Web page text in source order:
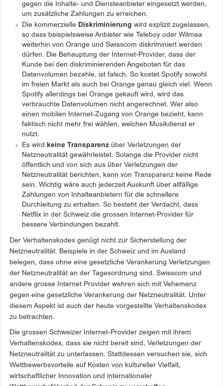
gegen die Inhalte- und Diensteanbieter eingesetzt werden,
um zusätzliche Zahlungen zu erreichen.
Die kommerzielle Diskriminierung wird explizit zugelassen,
so dass beispielsweise Anbieter wie Teleboy oder Wilmaa
weiterhin von Orange und Swisscom diskriminiert werden
dürfen. Die Behauptung der Internet-Provider, dass der
Kunde bei den diskriminierenden Angeboten für das
Datenvolumen bezahle, ist falsch. So kostet Spotify sowohl
im freien Markt als auch bei Orange genau gleich viel. Wenn
Spotify allerdings bei Orange gekauft wird, wird das
verbrauchte Datenvolumen nicht angerechnet. Wer also
einen mobilen Internet-Zugang von Orange bezieht, kann
faktisch nicht mehr frei wählen, welchen Musikdienst er
nutzt.
Es wird
keine Transparenz über Verletzungen der
Netzneutralität gewährleistet. Solange die Provider nicht
öffentlich und von sich aus über Verletzungen der
Netzneutralität berichten, kann von Transparenz keine Rede
sein. Wichtig wäre auch jederzeit Auskunft über allfällige
Zahlungen von Inhalteanbietern für die schnellere
Durchleitung zu erhalten. So besteht der Verdacht, dass
Netflix in der Schweiz die grossen Internet-Provider für
bessere Verbindungen bezahlt.
Der Verhaltenskodex genügt nicht zur Sicherstellung der
Netzneutralität. Beispiele in der Schweiz und im Ausland
belegen, dass ohne eine gesetzliche Verankerung Verletzungen
der Netzneutralität an der Tagesordnung sind. Swisscom und
andere grosse Internet Provider wehren sich mit Vehemenz
gegen eine gesetzliche Verankerung der Netzneutralität. Unter
diesem Aspekt ist auch der heute vorgestellte Verhaltenskodex
zu betrachten.
Die grossen Schweizer Internet-Provider zeigen mit ihrem
Verhaltenskodex, dass sie nicht bereit sind, Verletzungen der
Netzneutralität zu unterlassen. Stattdessen versuchen sie, sich
Wettbewerbsvorteile auf Kosten von kultureller Vielfalt,
wirtschaftlicher Innovation und internationaler